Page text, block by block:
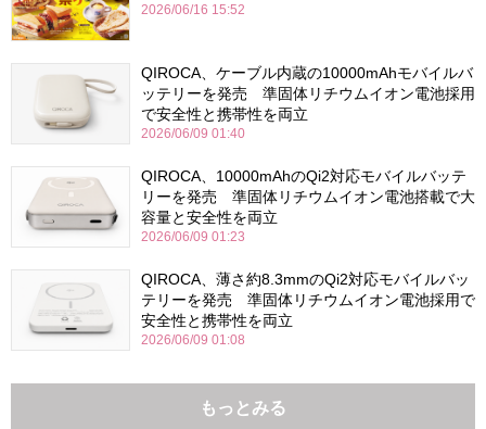
2026/06/16 15:52
QIROCA、ケーブル内蔵の10000mAhモバイルバ
ッテリーを発売 準固体リチウムイオン電池採用
で安全性と携帯性を両立
2026/06/09 01:40
QIROCA、10000mAhのQi2対応モバイルバッテ
リーを発売 準固体リチウムイオン電池搭載で大
容量と安全性を両立
2026/06/09 01:23
QIROCA、薄さ約8.3mmのQi2対応モバイルバッ
テリーを発売 準固体リチウムイオン電池採用で
安全性と携帯性を両立
2026/06/09 01:08
もっとみる